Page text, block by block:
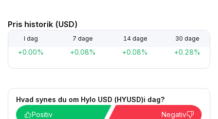
Pris historik (USD)
I dag 7 dage 14 dage 30 dage
+0.00% +0.08% +0.08% +0.28%
Hvad synes du om Hylo USD (HYUSD)i dag?
Positiv
Negativ